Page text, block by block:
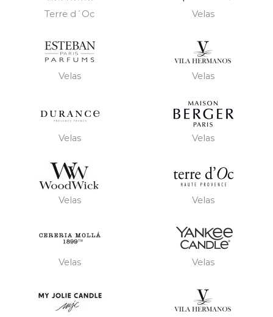
Terre d´Oc Velas
Velas Velas
Velas Velas
Velas Velas
Velas Velas